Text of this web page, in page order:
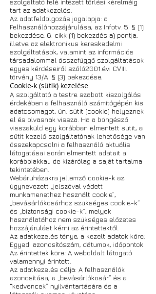
szolgáltató felé intézett törlési kérelméig
tart az adatkezelés.
Az adatfeldolgozás jogalapja: a
Felhasználóhozzájárulása, az Infotv. 5. § (1)
bekezdése, 6. cikk (1) bekezdés a) pontja,
illetve az elektronikus kereskedelmi
szolgáltatások, valamint az információs
társadalommal összefüggő szolgáltatások
egyes kérdéseiről szóló2001.évi CVIII.
törvény 13/A. § (3) bekezdése.
Cookie-k (sütik) kezelése
A szolgáltató a testre szabott kiszolgálás
érdekében a felhasználó számítógépén kis
adatcsomagot, ún. sütit (cookie) helyeznek
el és olvasnak vissza. Ha a böngésző
visszaküld egy korábban elmentett sütit, a
sütit kezelő szolgáltatónak lehetősége van
összekapcsolni a felhasználó aktuális
látogatásai során elmentett adatait a
korábbiakkal, de kizárólag a saját tartalma
tekintetében.
Webáruházakra jellemző cookie-k az
úgynevezett „jelszóval védett
munkamenethez használt cookie”,
„bevásárlókosárhoz szükséges cookie-k”
és „biztonsági cookie-k”, melyek
használatához nem szükséges előzetes
hozzájárulást kérni az érintettektől.
Az adatkezelés ténye, a kezelt adatok köre:
Egyedi azonosítószám, dátumok, időpontok
Az érintettek köre: A weboldalt látogató
valamennyi érintett.
Az adatkezelés célja: A felhasználók
azonosítása, a „bevásárlókosár” és a
“kedvencek” nyilvántartására és a